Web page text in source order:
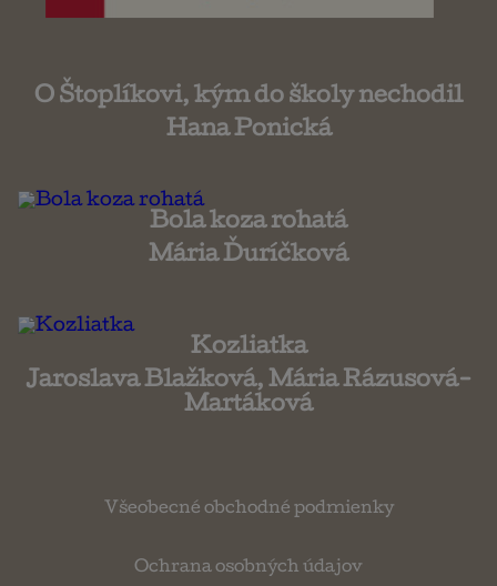
O Štoplíkovi, kým do školy nechodil
Hana Ponická
Bola koza rohatá
Mária Ďuríčková
Kozliatka
Jaroslava Blažková, Mária Rázusová-
Martáková
Všeobecné obchodné podmienky
Ochrana osobných údajov